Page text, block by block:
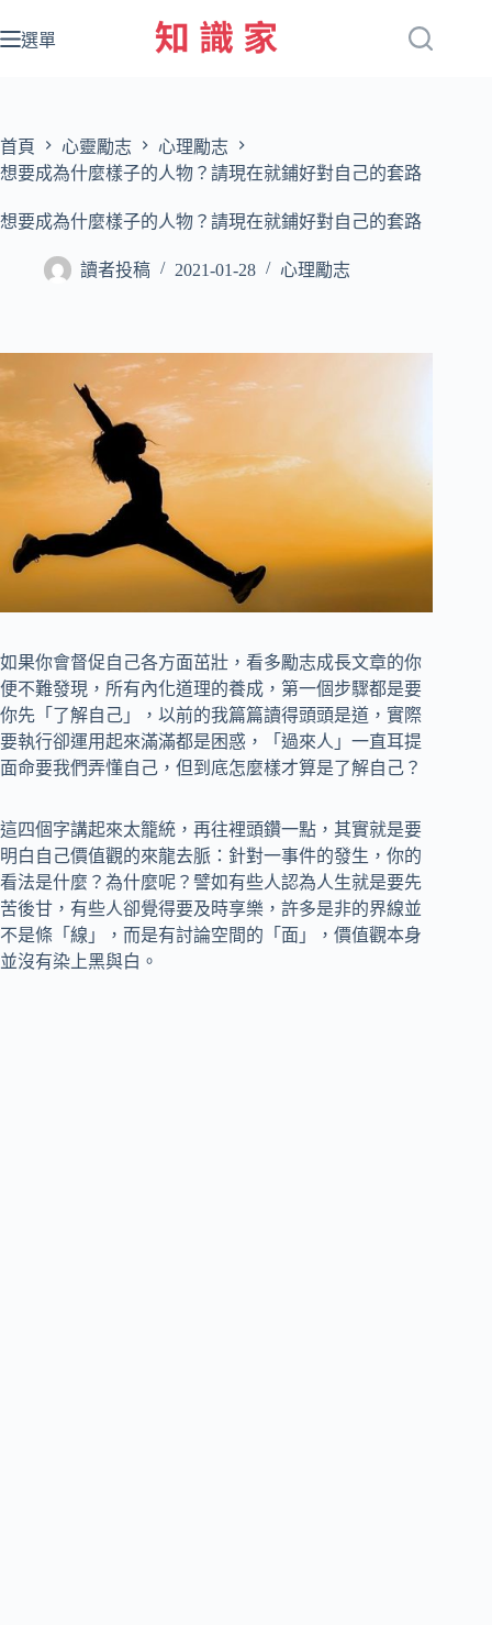
至
容
選單
首頁 心靈勵志
心理勵志
想要成為什麼樣子的人物？請現在就鋪好對自己的套路
想要成為什麼樣子的人物？請現在就鋪好對自己的套路
讀者投稿 2021-01-28 心理勵志
如果你會督促自己各方面茁壯，看多勵志成長文章的你
便不難發現，所有內化道理的養成，第一個步驟都是要
你先「了解自己」，以前的我篇篇讀得頭頭是道，實際
要執行卻運用起來滿滿都是困惑，「過來人」一直耳提
面命要我們弄懂自己，但到底怎麼樣才算是了解自己？
這四個字講起來太籠統，再往裡頭鑽一點，其實就是要
明白自己價值觀的來龍去脈：針對一事件的發生，你的
看法是什麼？為什麼呢？譬如有些人認為人生就是要先
苦後甘，有些人卻覺得要及時享樂，許多是非的界線並
不是條「線」，而是有討論空間的「面」，價值觀本身
並沒有染上黑與白。